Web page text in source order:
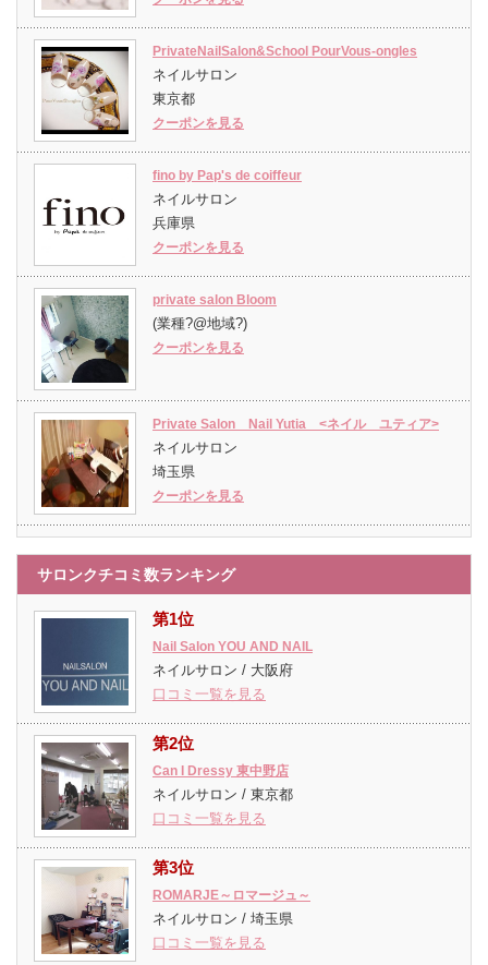
PrivateNailSalon&School PourVous-ongles
ネイルサロン
東京都
クーポンを見る
fino by Pap's de coiffeur
ネイルサロン
兵庫県
クーポンを見る
private salon Bloom
(業種?@地域?)
クーポンを見る
Private Salon Nail Yutia <ネイル ユティア>
ネイルサロン
埼玉県
クーポンを見る
サロンクチコミ数ランキング
第1位
Nail Salon YOU AND NAIL
ネイルサロン / 大阪府
口コミ一覧を見る
第2位
Can I Dressy 東中野店
ネイルサロン / 東京都
口コミ一覧を見る
第3位
ROMARJE～ロマージュ～
ネイルサロン / 埼玉県
口コミ一覧を見る